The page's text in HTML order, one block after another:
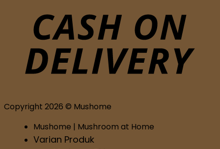
Copyright 2026 © Mushome
Mushome | Mushroom at Home
Varian Produk